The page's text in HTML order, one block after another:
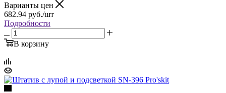
Варианты цен
682.94 руб./шт
Подробности
В корзину